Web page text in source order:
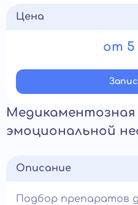
Цена
от 5
Медикаментозная
эмоциональной
Описание
Подбор препаратов